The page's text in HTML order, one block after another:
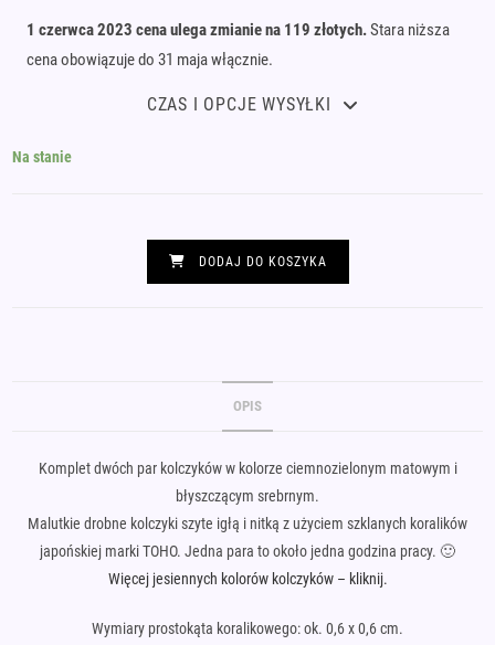
1 czerwca 2023 cena ulega zmianie na 119 złotych.Stara niższa
cena obowiązuje do 31 maja włącznie.
CZAS I OPCJE WYSYŁKI
Na stanie
Komplet
małych
srebro
DODAJ DO KOSZYKA
OPIS
Komplet dwóch par kolczyków w kolorze ciemnozielonym matowym i
błyszczącym srebrnym.
Malutkie drobne kolczyki szyte igłą i nitką z użyciem szklanych koralików
japońskiej marki TOHO. Jedna para to około jedna godzina pracy. 🙂
Więcej jesiennych kolorów kolczyków – kliknij.
Wymiary prostokąta koralikowego: ok. 0,6 x 0,6 cm.